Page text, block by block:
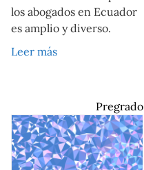
los abogados en Ecuador
es amplio y diverso.
Leer más
Pregrado